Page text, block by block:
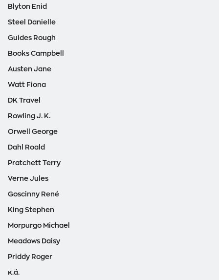
Blyton Enid
Steel Danielle
Guides Rough
Books Campbell
Austen Jane
Watt Fiona
DK Travel
Rowling J. K.
Orwell George
Dahl Roald
Pratchett Terry
Verne Jules
Goscinny René
King Stephen
Morpurgo Michael
Meadows Daisy
Priddy Roger
κ.ά.